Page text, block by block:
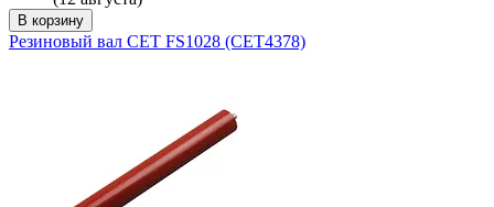
В корзину
Резиновый вал CET FS1028 (CET4378)